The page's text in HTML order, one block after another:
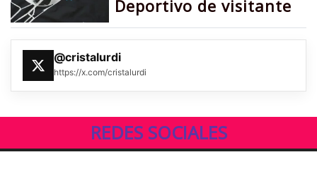
Deportivo de visitante
@cristalurdi
https://x.com/cristalurdi
REDES SOCIALES